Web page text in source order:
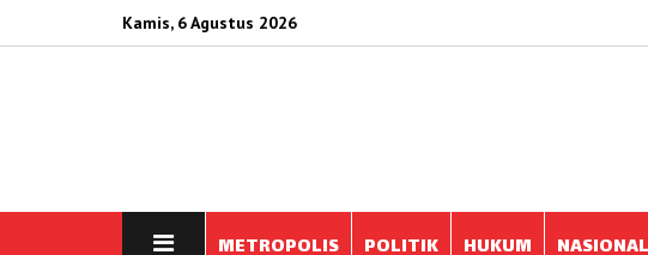
Kamis, 6 Agustus 2026
METROPOLIS POLITIK HUKUM NASIONAL